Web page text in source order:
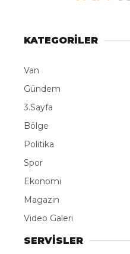
KATEGORİLER
Van
Gündem
3.Sayfa
Bölge
Politika
Spor
Ekonomi
Magazin
Video Galeri
SERVİSLER